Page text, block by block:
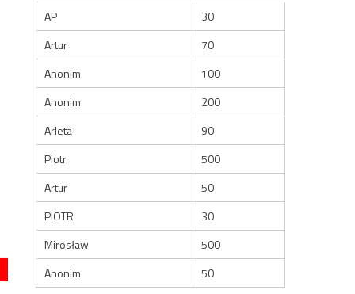
AP
30
Artur
70
Anonim
100
Anonim
200
Arleta
90
Piotr
500
Artur
50
PIOTR
30
Mirosław
500
Anonim
50